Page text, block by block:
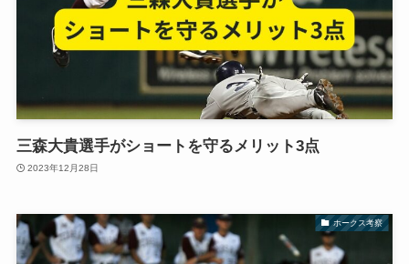
三森大貴選手がショートを守るメリット3点
2023年12月28日
ホークス考察